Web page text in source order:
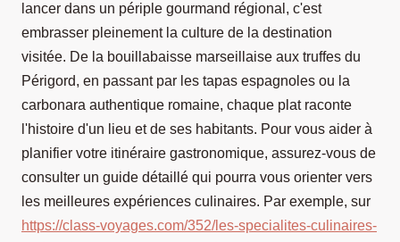
lancer dans un périple gourmand régional, c'est
embrasser pleinement la culture de la destination
visitée. De la bouillabaisse marseillaise aux truffes du
Périgord, en passant par les tapas espagnoles ou la
carbonara authentique romaine, chaque plat raconte
l'histoire d'un lieu et de ses habitants. Pour vous aider à
planifier votre itinéraire gastronomique, assurez-vous de
consulter un guide détaillé qui pourra vous orienter vers
les meilleures expériences culinaires. Par exemple, sur
https://class-voyages.com/352/les-specialites-culinaires-